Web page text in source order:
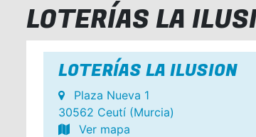
LOTERÍAS LA
LOTERÍAS LA ILUSION
Plaza Nueva 1
30562 Ceutí (Murcia)
Ver mapa